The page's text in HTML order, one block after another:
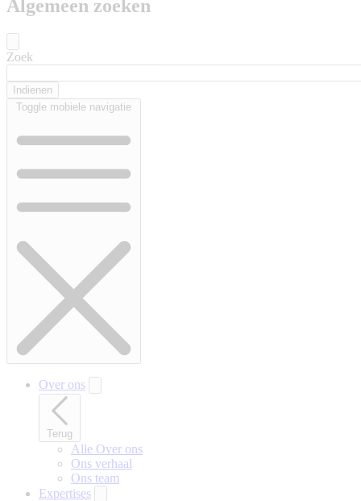
Algemeen zoeken
Zoek
Toggle mobiele navigatie
Over ons
Terug
Alle Over ons
Ons verhaal
Ons team
Expertises